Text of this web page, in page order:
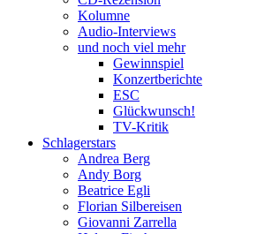
Kolumne
Audio-Interviews
und noch viel mehr
Gewinnspiel
Konzertberichte
ESC
Glückwunsch!
TV-Kritik
Schlagerstars
Andrea Berg
Andy Borg
Beatrice Egli
Florian Silbereisen
Giovanni Zarrella